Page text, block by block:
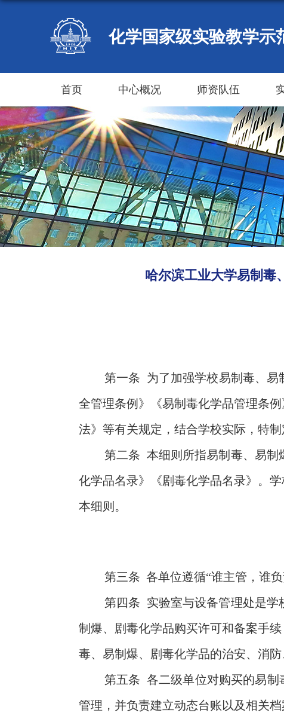
化学国家级实验教学示
首页 中心概况 师资队伍
哈尔滨工业大学易制毒
第一条 为了加强学校易制毒、易
全管理条例》《易制毒化学品管理条
法》等有关规定，结合学校实际，特制
第二条 本细则所指易制毒、易
化学品名录》《剧毒化学品名录》。
本细则。
第三条 各单位遵循“谁主管，谁
第四条 实验室与设备管理处是
制爆、剧毒化学品购买许可和备案手
毒、易制爆、剧毒化学品的治安、消
第五条 各二级单位对购买的易制
管理，并负责建立动态台账以及相关